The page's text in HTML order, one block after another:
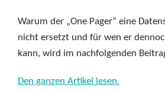
Warum der „One Pager“ eine
nicht ersetzt und für wen er
kann, wird im nachfolgenden
Den ganzen Artikel lesen.